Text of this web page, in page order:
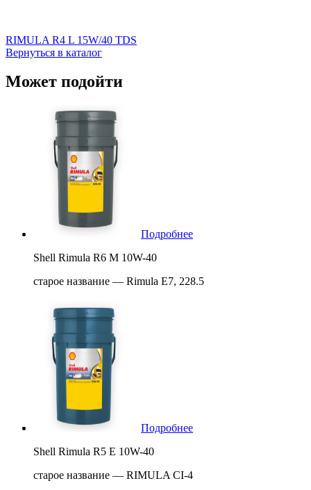
RIMULA R4 L 15W/40 TDS
Вернуться в каталог
Может подойти
Подробнее
Shell Rimula R6 M 10W-40
старое название — Rimula E7, 228.5
Подробнее
Shell Rimula R5 E 10W-40
старое название — RIMULA CI-4